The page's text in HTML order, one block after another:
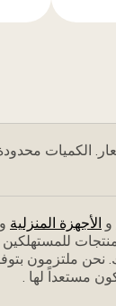
الكميات
و الأجهزة المنزلية
ملتزمون
مستعداً لها .